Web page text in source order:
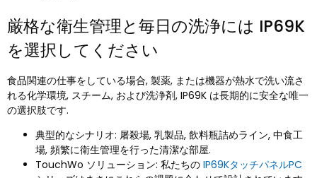
厳格な衛生管理と毎日の洗浄には IP69K
を選択してください
食品関連の仕事をしている場合, 製薬, または機器が熱水で洗い流さ
れる化学環境, スチーム, および洗浄剤, IP69K は長期的に安全な唯一
の選択肢です.
典型的なシナリオ: 屠殺場, 乳製品, 飲料瓶詰めライン, 中食工
場, 頻繁に衛生管理を行った清潔な部屋.
TouchWo ソリューション: 私たちの IP69KタッチパネルPC